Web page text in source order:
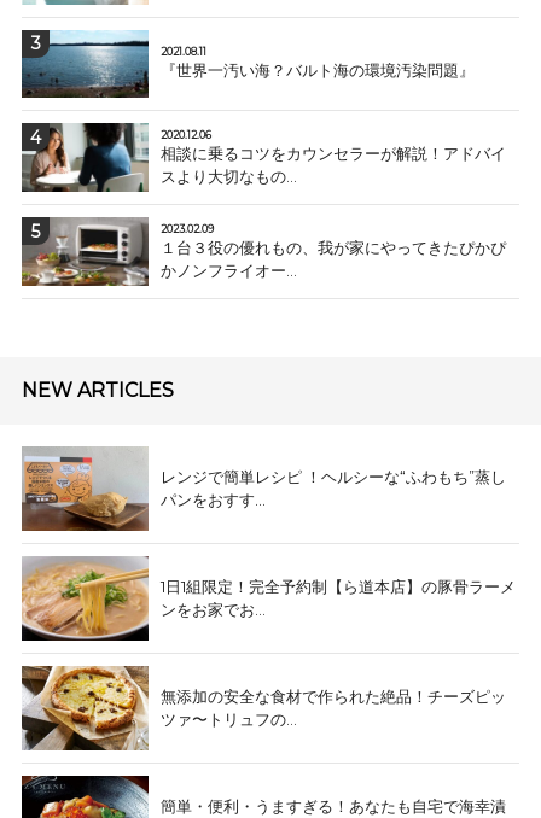
2021.08.11
『世界一汚い海？バルト海の環境汚染問題』
2020.12.06
相談に乗るコツをカウンセラーが解説！アドバイ
スより大切なもの...
2023.02.09
１台３役の優れもの、我が家にやってきたぴかぴ
かノンフライオー...
NEW ARTICLES
レンジで簡単レシピ ！ヘルシーな“ふわもち”蒸し
パンをおすす...
1日1組限定！完全予約制【ら道本店】の豚骨ラーメ
ンをお家でお...
無添加の安全な食材で作られた絶品！チーズピッ
ツァ〜トリュフの...
簡単・便利・うますぎる！あなたも自宅で海幸漬